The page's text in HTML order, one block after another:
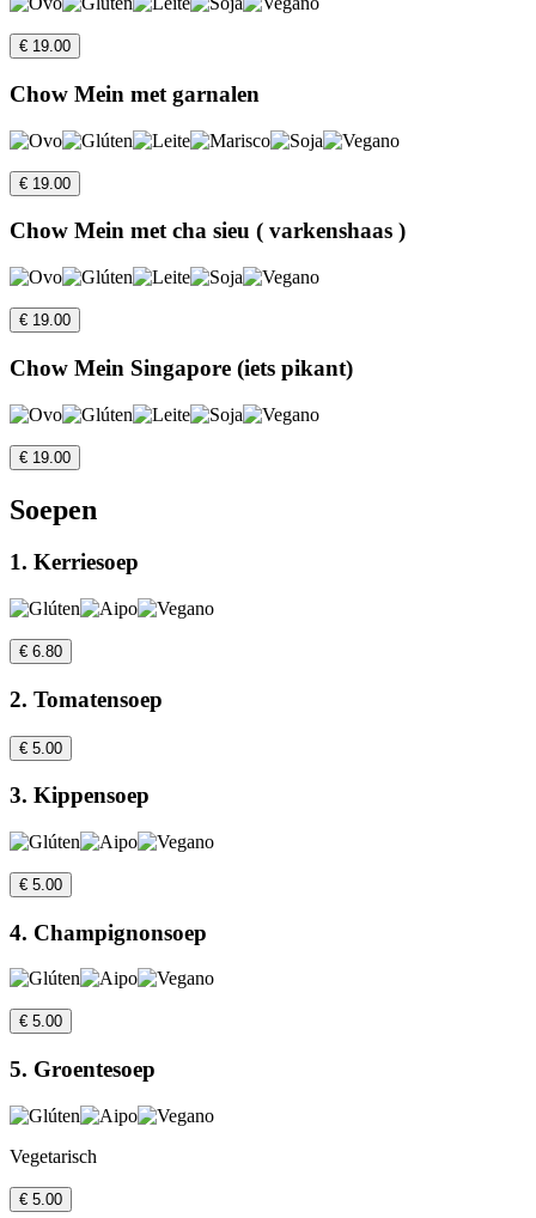
€ 19.00
Chow Mein met garnalen
€ 19.00
Chow Mein met cha sieu ( varkenshaas )
€ 19.00
Chow Mein Singapore (iets pikant)
€ 19.00
Soepen
1. Kerriesoep
€ 6.80
2. Tomatensoep
€ 5.00
3. Kippensoep
€ 5.00
4. Champignonsoep
€ 5.00
5. Groentesoep
Vegetarisch
€ 5.00